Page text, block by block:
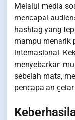
Melalui media
mencapai
hashtag yang
mampu menarik
internasional.
menyebarkan
sebelah mata,
pencapaian